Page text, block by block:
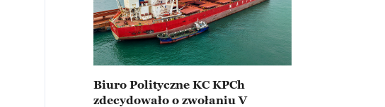
Biuro Polityczne KC KPCh
zdecydowało o zwołaniu V